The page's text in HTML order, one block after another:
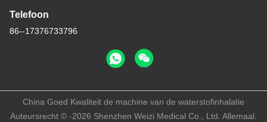
Telefoon
86--17376733796
China Goed Kwaliteit de machine van de waterstofinhalatie
Auteursrecht © -2026 Shenzhen Weizi Medical Co., Ltd. Allemaal.